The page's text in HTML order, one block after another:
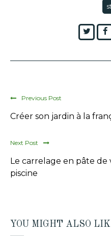
Previous Post
Créer son jardin à la
Next Post
Le carrelage en pâte
piscine
YOU MIGHT ALSO